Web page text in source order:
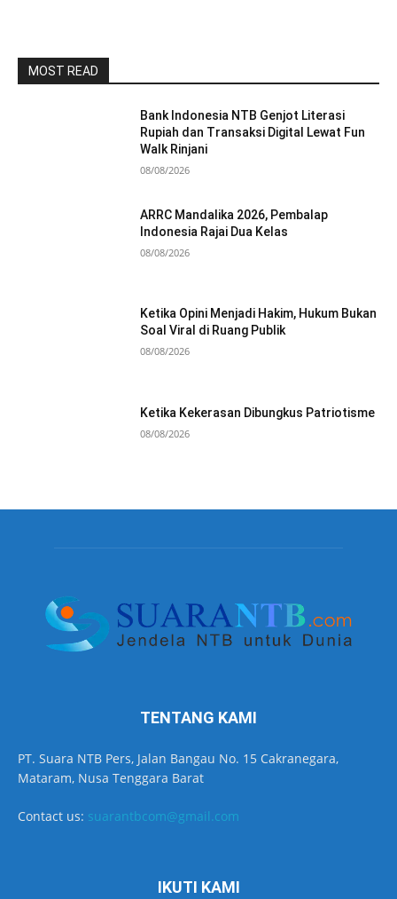
MOST READ
Bank Indonesia NTB Genjot Literasi
Rupiah dan Transaksi Digital Lewat Fun
Walk Rinjani
08/08/2026
ARRC Mandalika 2026, Pembalap
Indonesia Rajai Dua Kelas
08/08/2026
Ketika Opini Menjadi Hakim, Hukum Bukan
Soal Viral di Ruang Publik
08/08/2026
Ketika Kekerasan Dibungkus Patriotisme
08/08/2026
TENTANG KAMI
PT. Suara NTB Pers, Jalan Bangau No. 15 Cakranegara,
Mataram, Nusa Tenggara Barat
Contact us: suarantbcom@gmail.com
IKUTI KAMI